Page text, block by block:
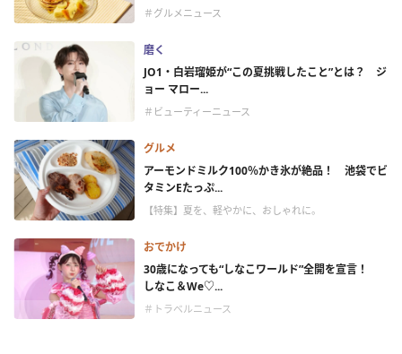
＃グルメニュース
磨く
JO1・白岩瑠姫が“この夏挑戦したこと”とは？ ジ
ョー マロー...
＃ビューティーニュース
グルメ
アーモンドミルク100％かき氷が絶品！ 池袋でビ
タミンEたっぷ...
【特集】夏を、軽やかに、おしゃれに。
おでかけ
30歳になっても“しなこワールド”全開を宣言！
しなこ＆We♡...
＃トラベルニュース